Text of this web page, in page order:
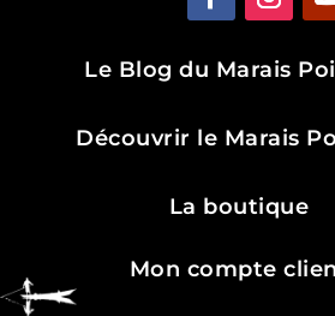
Le Blog du Marais
Découvrir le Marais
La boutique
Mon compte